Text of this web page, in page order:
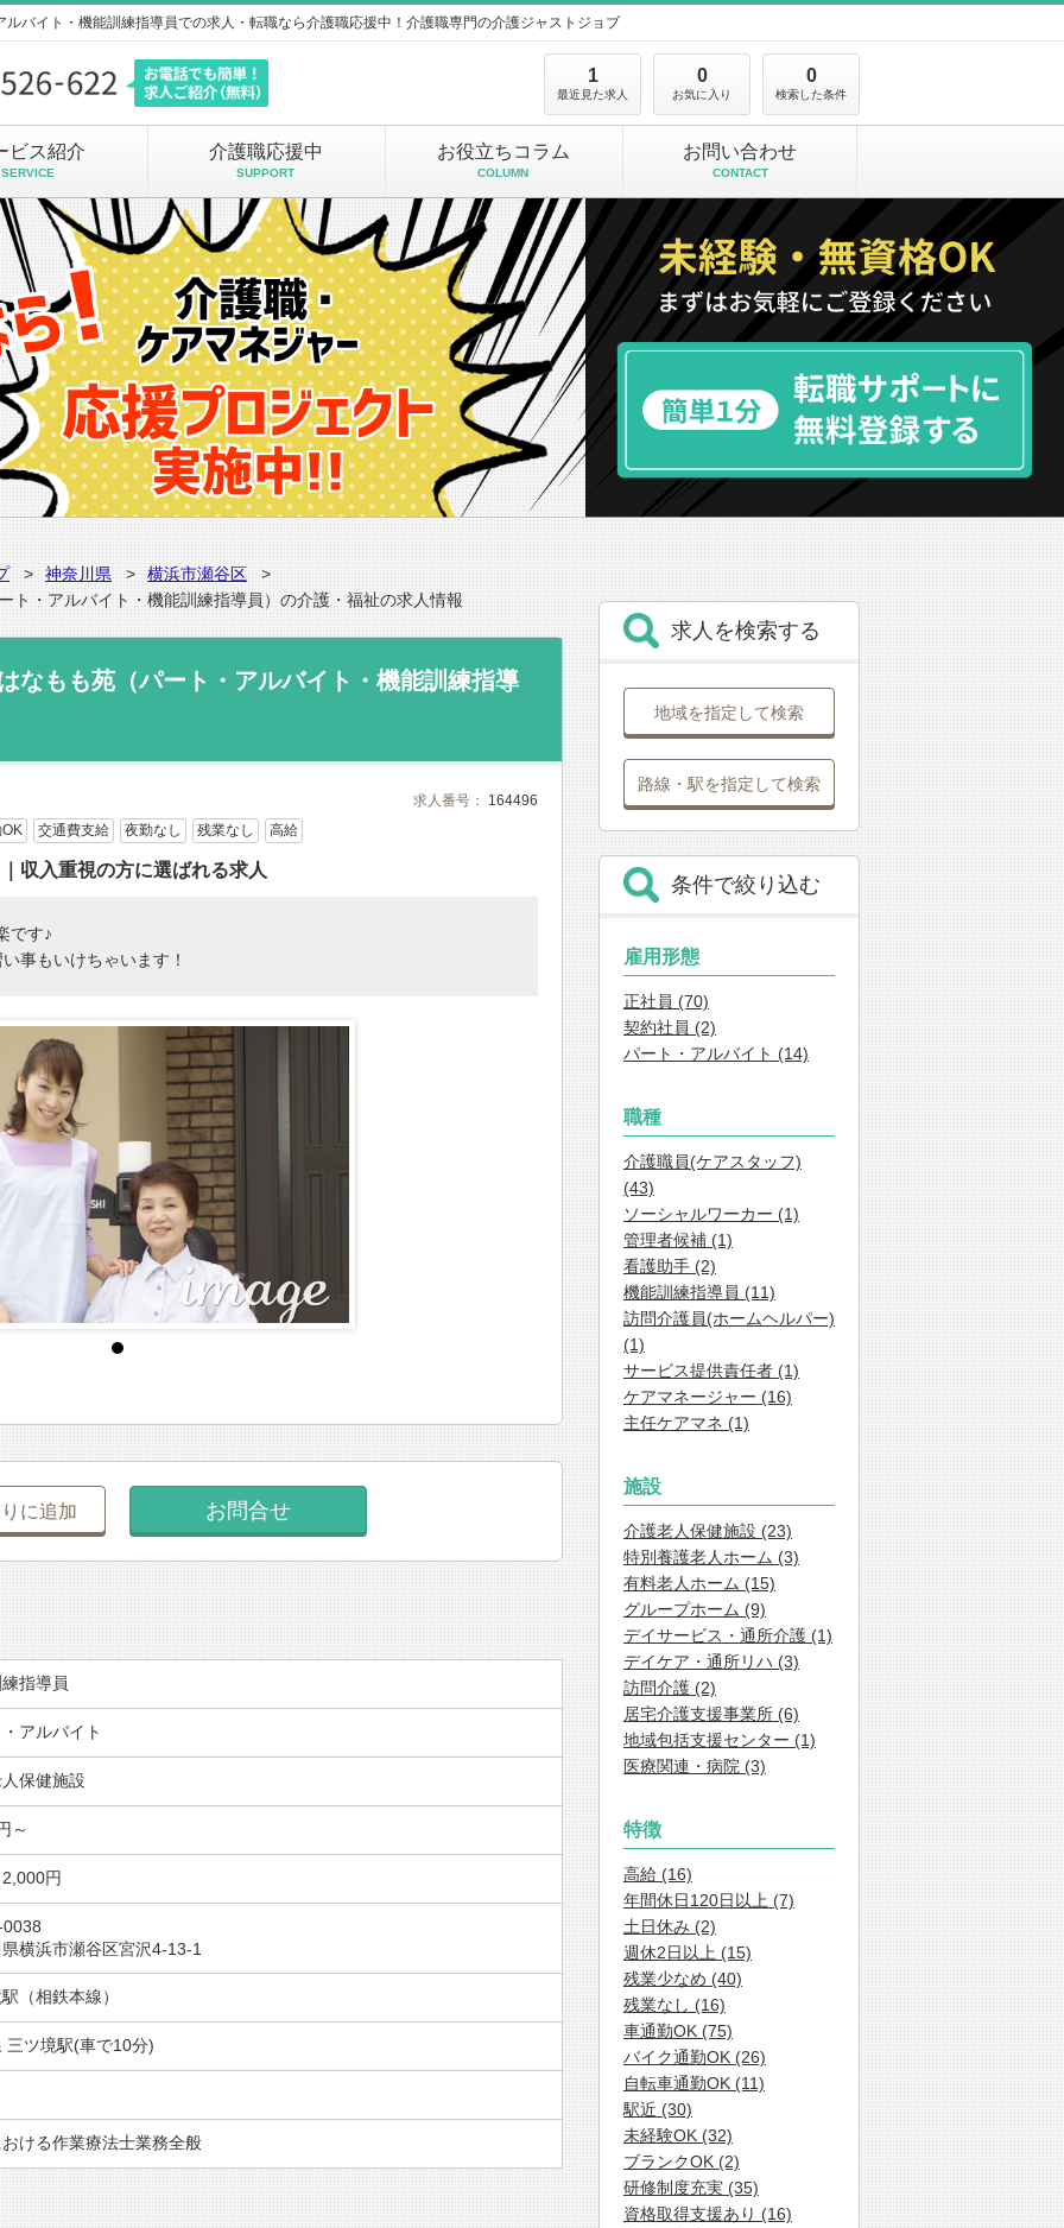
バイト・機能訓練指導員での求人・転職なら介護職応援中！介護職専門の介護ジャストジョブ
1
最近見た求人
0
お気に入り
0
検索した条件
ビス紹介
SERVICE
介護職応援中
SUPPORT
お役立ちコラム
COLUMN
お問い合わせ
CONTACT
神奈川県
横浜市瀬谷区
ト・アルバイト・機能訓練指導員）の介護・福祉の求人情報
なもも苑（パート・アルバイト・機能訓練指導
求人番号：
164496
交通費支給 夜勤なし 残業なし 高給
収入重視の方に選ばれる求人
です♪
事もいけちゃいます！
に追加 お問合せ
指導員
アルバイト
保健施設
～
円
横浜市瀬谷区宮沢4-13-1
（相鉄本線）
三ツ境駅(車で10分)
ける作業療法士業務全般
求人を検索する
地域を指定して検索
路線・駅を指定して検索
条件で絞り込む
雇用形態
正社員 (70)
契約社員 (2)
パート・アルバイト (14)
職種
介護職員(ケアスタッフ)
(43)
ソーシャルワーカー (1)
管理者候補 (1)
看護助手 (2)
機能訓練指導員 (11)
訪問介護員(ホームヘルパー)
(1)
サービス提供責任者 (1)
ケアマネージャー (16)
主任ケアマネ (1)
施設
介護老人保健施設 (23)
特別養護老人ホーム (3)
有料老人ホーム (15)
グループホーム (9)
デイサービス・通所介護 (1)
デイケア・通所リハ (3)
訪問介護 (2)
居宅介護支援事業所 (6)
地域包括支援センター (1)
医療関連・病院 (3)
特徴
高給 (16)
年間休日120日以上 (7)
土日休み (2)
週休2日以上 (15)
残業少なめ (40)
残業なし (16)
車通勤OK (75)
バイク通勤OK (26)
自転車通勤OK (11)
駅近 (30)
未経験OK (32)
ブランクOK (2)
研修制度充実 (35)
資格取得支援あり (16)